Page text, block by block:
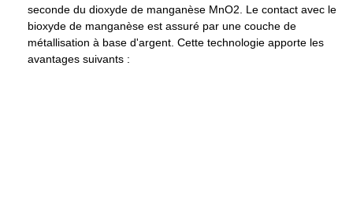
seconde du dioxyde de manganèse MnO2. Le contact avec le
bioxyde de manganèse est assuré par une couche de
métallisation à base d'argent. Cette technologie apporte les
avantages suivants :